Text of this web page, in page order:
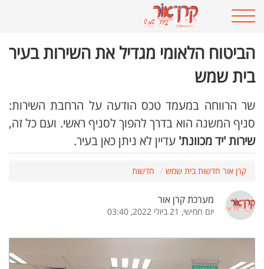
הביטוח הלאומי מגדיל את השירות בעיר
בית שמש
שר הרווחה במעמד טכס הודעה על הרחבת השירות:
סניף המשנה הוא בדרך להפוך לסניף ראשי. ועם כל זה,
שירות'יד מכוונת' עדיין לא ניתן כאן בעיר.
קרן אור חדשות בית שמש חדשות
מערכת קרן אור
יום חמישי, 21 ביולי 2022, 03:40